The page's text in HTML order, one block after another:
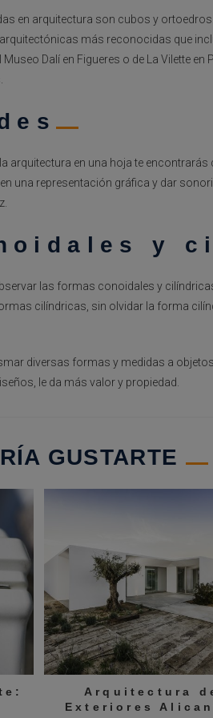
en arquitectura son cubos y
más reconocidas que
Museo Dalí en Figueres o de La Vilette
arquitectura en una hoja te
una representación gráfica y dar
y
las formas conoidales y
cilíndricas, sin olvidar la forma
diversas formas y medidas a
le da más valor y propiedad.
GUSTARTE
Arquitectura
Exteriores